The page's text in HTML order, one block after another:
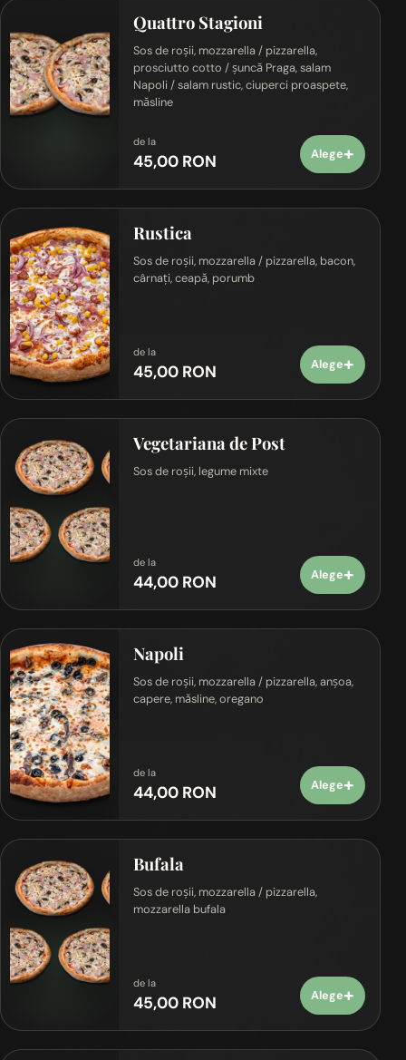
Quattro Stagioni
Sos de roșii, mozzarella / pizzarella,
prosciutto cotto / șuncă Praga, salam
Napoli / salam rustic, ciuperci proaspete,
măsline
de la
45,00 RON Alege+
Rustica
Sos de roșii, mozzarella / pizzarella, bacon,
cârnați, ceapă, porumb
de la
45,00 RON Alege+
Vegetariana de Post
Sos de roșii, legume mixte
de la
44,00 RON Alege+
Napoli
Sos de roșii, mozzarella / pizzarella, anșoa,
capere, măsline, oregano
de la
44,00 RON Alege+
Bufala
Sos de roșii, mozzarella / pizzarella,
mozzarella bufala
de la
45,00 RON Alege+